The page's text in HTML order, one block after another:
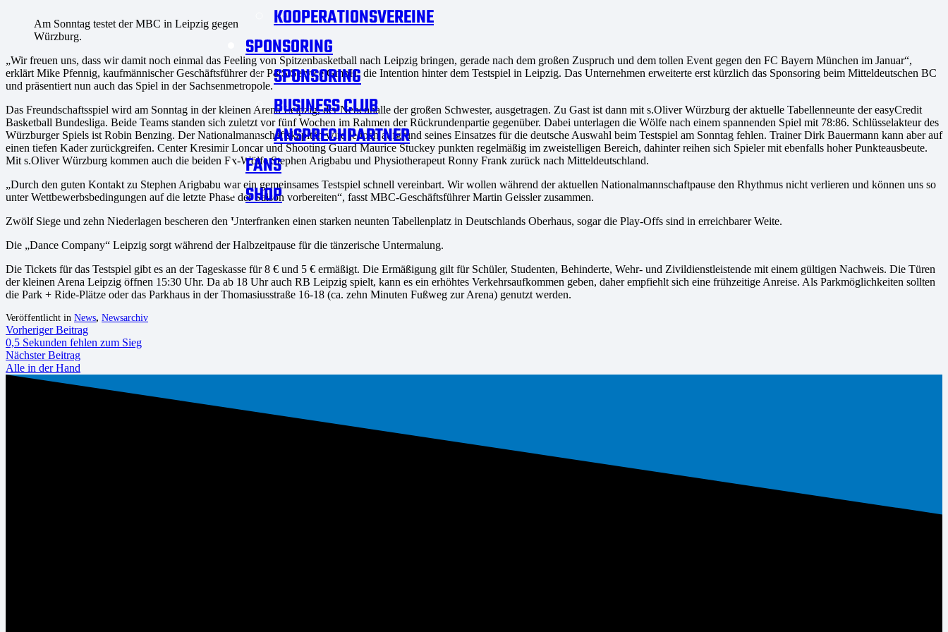
KOOPERATIONSVEREINE
SPONSORING
SPONSORING
BUSINESS CLUB
ANSPRECHPARTNER
FANS
SHOP
Am Sonntag testet der MBC in Leipzig gegen
Würzburg.
„Wir freuen uns, dass wir damit noch einmal das Feeling von Spitzenbasketball nach Leipzig bringen, gerade nach dem großen Zuspruch und dem tollen Event gegen den FC Bayern München im Januar“,
erklärt Mike Pfennig, kaufmännischer Geschäftsführer der P&S Service GmbH, die Intention hinter dem Testspiel in Leipzig. Das Unternehmen erweiterte erst kürzlich das Sponsoring beim Mitteldeutschen BC
und präsentiert nun auch das Spiel in der Sachsenmetropole.
Das Freundschaftsspiel wird am Sonntag in der kleinen Arena Leipzig, der Nebenhalle der großen Schwester, ausgetragen. Zu Gast ist dann mit s.Oliver Würzburg der aktuelle Tabellenneunte der easyCredit
Basketball Bundesliga. Beide Teams standen sich zuletzt vor fünf Wochen im Rahmen der Rückrundenpartie gegenüber. Dabei unterlagen die Wölfe nach einem spannenden Spiel mit 78:86. Schlüsselakteur des
Würzburger Spiels ist Robin Benzing. Der Nationalmannschaftskapitän wird jedoch aufgrund seines Einsatzes für die deutsche Auswahl beim Testspiel am Sonntag fehlen. Trainer Dirk Bauermann kann aber auf
einen tiefen Kader zurückgreifen. Center Kresimir Loncar und Shooting Guard Maurice Stuckey punkten regelmäßig im zweistelligen Bereich, dahinter reihen sich Spieler mit ebenfalls hoher Punkteausbeute.
Mit s.Oliver Würzburg kommen auch die beiden Ex-Wölfe Stephen Arigbabu und Physiotherapeut Ronny Frank zurück nach Mitteldeutschland.
„Durch den guten Kontakt zu Stephen Arigbabu war ein gemeinsames Testspiel schnell vereinbart. Wir wollen während der aktuellen Nationalmannschaftpause den Rhythmus nicht verlieren und können uns so
unter Wettbewerbsbedingungen auf die letzte Phase der Saison vorbereiten“, fasst MBC-Geschäftsführer Martin Geissler zusammen.
Zwölf Siege und zehn Niederlagen bescheren den Unterfranken einen starken neunten Tabellenplatz in Deutschlands Oberhaus, sogar die Play-Offs sind in erreichbarer Weite.
Die „Dance Company“ Leipzig sorgt während der Halbzeitpause für die tänzerische Untermalung.
Die Tickets für das Testspiel gibt es an der Tageskasse für 8 € und 5 € ermäßigt. Die Ermäßigung gilt für Schüler, Studenten, Behinderte, Wehr- und Zivildienstleistende mit einem gültigen Nachweis. Die Türen
der kleinen Arena Leipzig öffnen 15:30 Uhr. Da ab 18 Uhr auch RB Leipzig spielt, kann es ein erhöhtes Verkehrsaufkommen geben, daher empfiehlt sich eine frühzeitige Anreise. Als Parkmöglichkeiten sollten
die Park + Ride-Plätze oder das Parkhaus in der Thomasiusstraße 16-18 (ca. zehn Minuten Fußweg zur Arena) genutzt werden.
Veröffentlicht in News, Newsarchiv
Vorheriger Beitrag
0,5 Sekunden fehlen zum Sieg
Nächster Beitrag
Alle in der Hand